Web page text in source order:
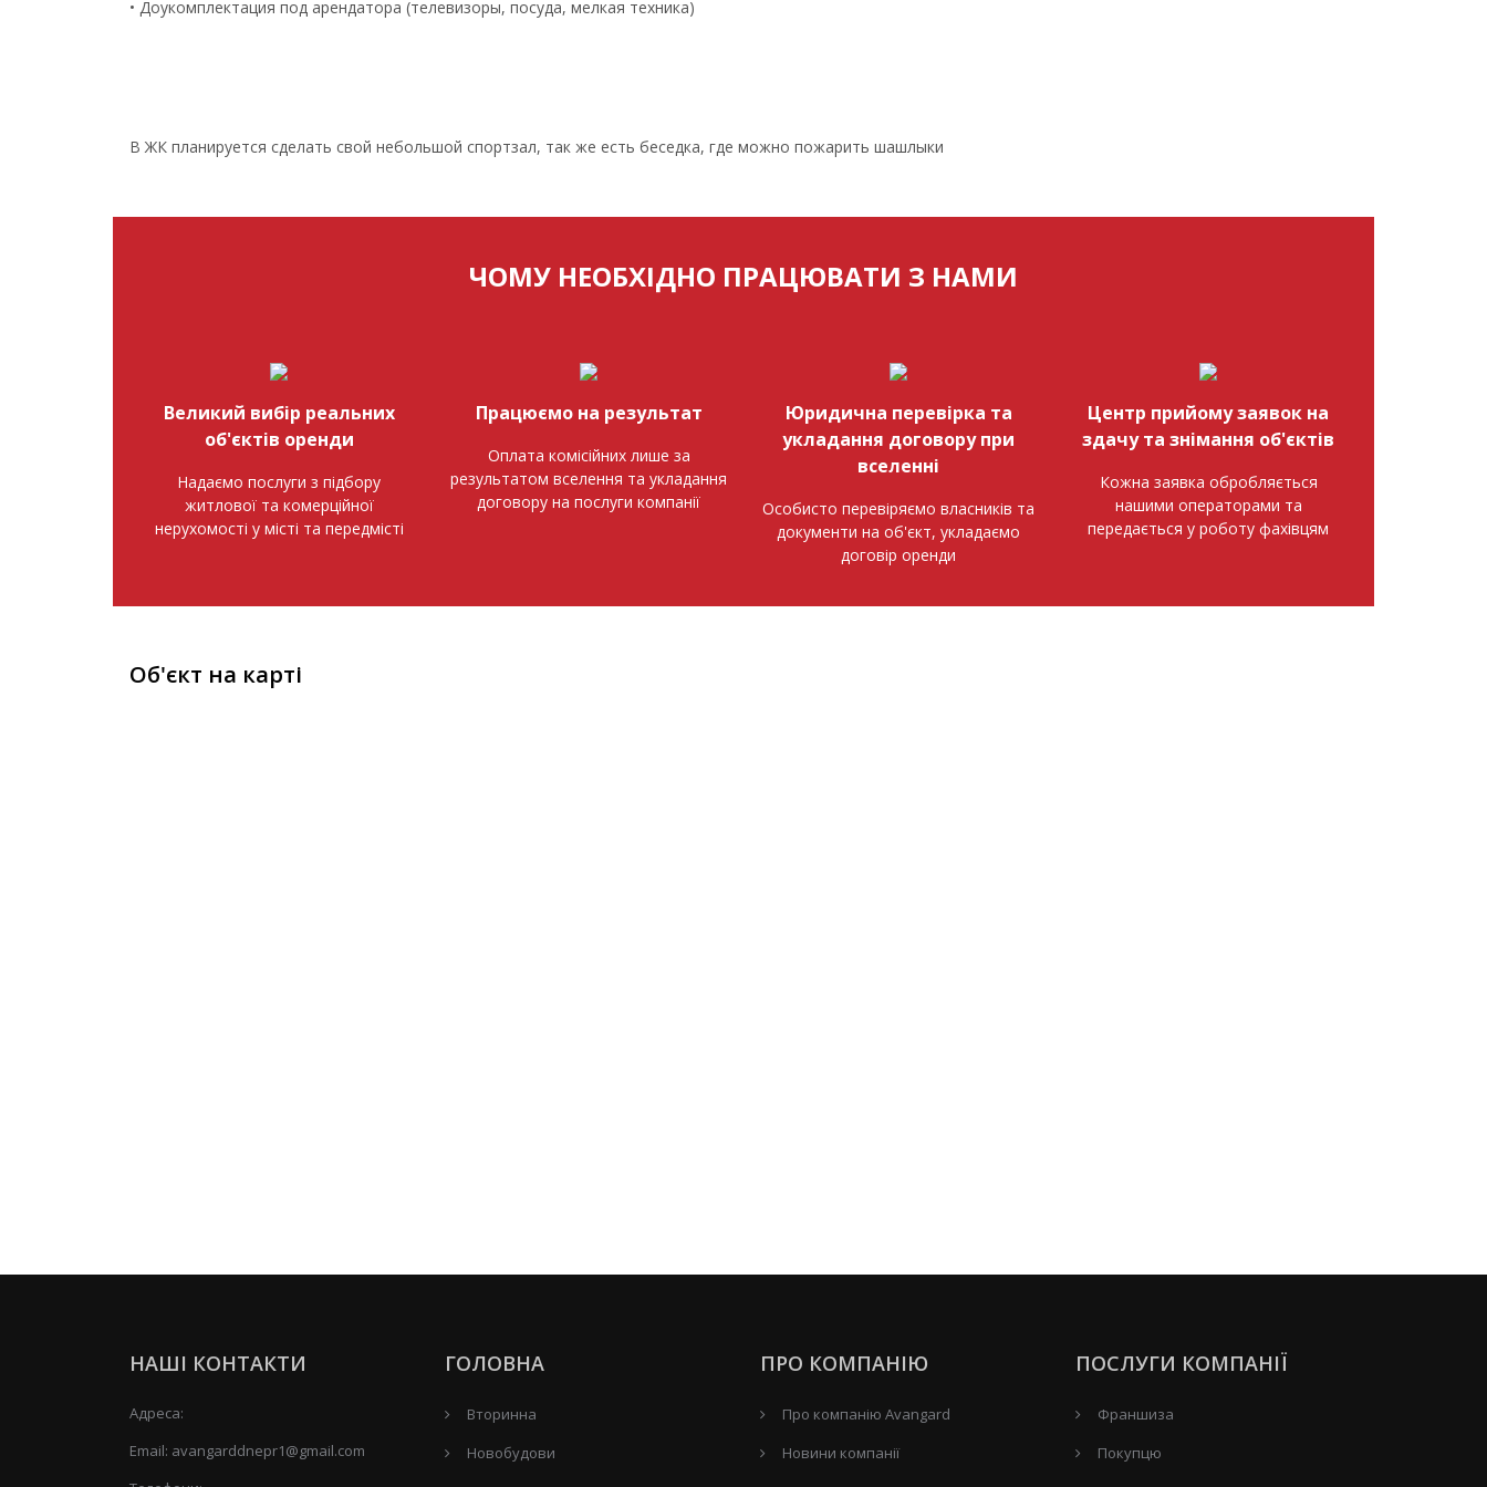
• Доукомплектация под арендатора (телевизоры, посуда, мелкая техника)
В ЖК планируется сделать свой небольшой спортзал, так же есть беседка, где можно пожарить шашлыки
ЧОМУ НЕОБХІДНО ПРАЦЮВАТИ З НАМИ
Великий вибір реальних
об'єктів оренди
Надаємо послуги з підбору
житлової та комерційної
нерухомості у місті та передмісті
Працюємо на результат
Оплата комісійних лише за
результатом вселення та укладання
договору на послуги компанії
Юридична перевірка та
укладання договору при
вселенні
Особисто перевіряємо власників та
документи на об'єкт, укладаємо
договір оренди
Центр прийому заявок на
здачу та знімання об'єктів
Кожна заявка обробляється
нашими операторами та
передається у роботу фахівцям
Об'єкт на карті
НАШІ КОНТАКТИ
Адреса:
Email: avangarddnepr1@gmail.com
ГОЛОВНА
Вторинна
Новобудови
ПРО КОМПАНІЮ
Про компанію Avangard
Новини компанії
ПОСЛУГИ КОМПАНІЇ
Франшиза
Покупцю